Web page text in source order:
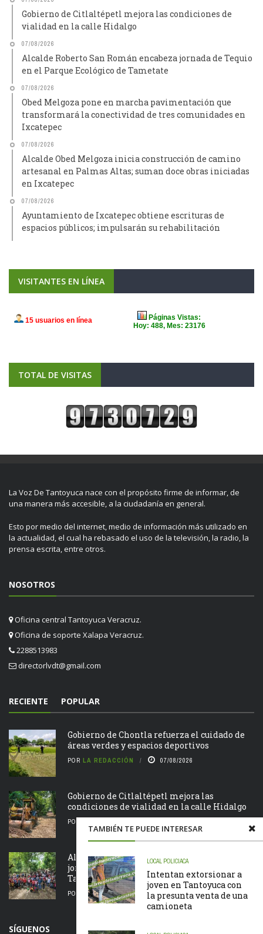
TAMBIÉN TE PUEDE INTERESAR
LOCAL POLICIACA
Intentan extorsionar a
joven en Tantoyuca con
la presunta venta de una
camioneta
Gobierno de Citlaltépetl mejora las condiciones de
vialidad en la calle Hidalgo
07/08/2026
Alcalde Roberto San Román encabeza jornada de Tequio
en el Parque Ecológico de Tametate
07/08/2026
Obed Melgoza pone en marcha pavimentación que
transformará la conectividad de tres comunidades en
Ixcatepec
07/08/2026
Alcalde Obed Melgoza inicia construcción de camino
artesanal en Palmas Altas; suman doce obras iniciadas
en Ixcatepec
07/08/2026
Ayuntamiento de Ixcatepec obtiene escrituras de
espacios públicos; impulsarán su rehabilitación
VISITANTES EN LÍNEA
TOTAL DE VISITAS
La Voz De Tantoyuca nace con el propósito firme de informar, de
una manera más accesible, a la ciudadanía en general.
Esto por medio del internet, medio de información más utilizado en
la actualidad, el cual ha rebasado el uso de la televisión, la radio, la
prensa escrita, entre otros.
NOSOTROS
Oficina central Tantoyuca Veracruz.
Oficina de soporte Xalapa Veracruz.
2288513983
directorlvdt@gmail.com
RECIENTE POPULAR
Gobierno de Chontla refuerza el cuidado de
áreas verdes y espacios deportivos
POR LA REDACCIÓN 07/08/2026
Gobierno de Citlaltépetl mejora las
condiciones de vialidad en la calle Hidalgo
POR
Alcalde Roberto San Román encabeza
jornada de Tequio en el Parque Ecológico de
Tametate
POR LA REDACCIÓN 07/08/2026
SÍGUENOS